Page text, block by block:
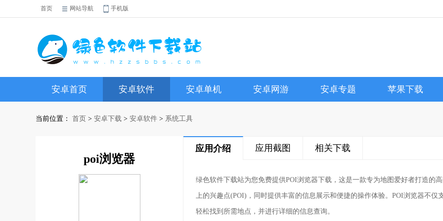
首页 网站导航 手机版
安卓首页 安卓软件 安卓单机 安卓网游 安卓专题 苹果下载
当前位置： 首页 > 安卓下载 > 安卓软件 > 系统工具
poi浏览器
应用介绍 应用截图 相关下载
绿色软件下载站为您免费提供POI浏览器下载，这是一款专为地图爱好者打造的
上的兴趣点(POI)，同时提供丰富的信息展示和便捷的操作体验。POI浏览器不
轻松找到所需地点，并进行详细的信息查询。